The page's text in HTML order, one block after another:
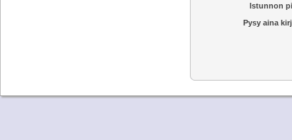
Istunnon
Pysy aina